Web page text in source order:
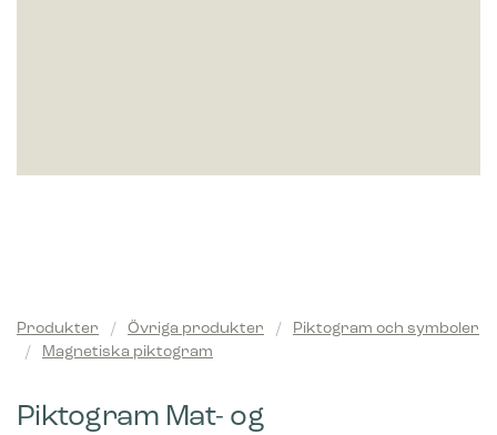
Produkter / Övriga produkter /
Piktogram och symboler
/
Magnetiska piktogram
Piktogram Mat- og